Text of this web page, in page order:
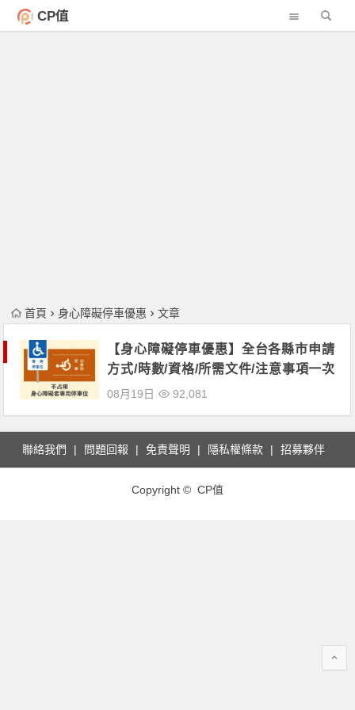
CP值
首頁 身心障礙停車優惠 文章
【身心障礙停車優惠】全台各縣市申請
方式/時數/資格/所需文件/注意事項一次
看！
08月19日 92,081
聯絡我們 問題回報 免責聲明 隱私權條款 招募夥伴
Copyright © CP值